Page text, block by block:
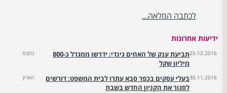
לכתבה המלאה...
ידיעות אחרונות
25.12.2016
תביעת ענק של האחים גינדי: ידרשו ממגדל כ-800
מיליון שקל
גלובס
30.11.2016בעלי עסקים בכפר סבא עתרו לבית המשפט: דורשים
לסגור את הקניון החדש בשבת
הארץ